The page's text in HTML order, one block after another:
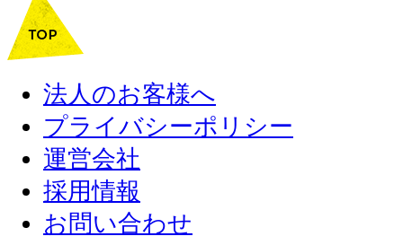
法人のお客様へ
プライバシーポリシー
運営会社
採用情報
お問い合わせ